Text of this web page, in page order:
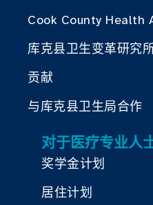
Cook County Health
库克县卫生变革研究
贡献
与库克县卫生局合作
对于医疗专业人
奖学金计划
居住计划